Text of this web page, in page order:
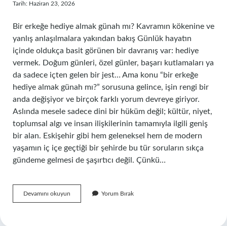
Tarih: Haziran 23, 2026
Bir erkeğe hediye almak günah mı? Kavramın kökenine ve
yanlış anlaşılmalara yakından bakış Günlük hayatın
içinde oldukça basit görünen bir davranış var: hediye
vermek. Doğum günleri, özel günler, başarı kutlamaları ya
da sadece içten gelen bir jest… Ama konu “bir erkeğe
hediye almak günah mı?” sorusuna gelince, işin rengi bir
anda değişiyor ve birçok farklı yorum devreye giriyor.
Aslında mesele sadece dini bir hüküm değil; kültür, niyet,
toplumsal algı ve insan ilişkilerinin tamamıyla ilgili geniş
bir alan. Eskişehir gibi hem geleneksel hem de modern
yaşamın iç içe geçtiği bir şehirde bu tür soruların sıkça
gündeme gelmesi de şaşırtıcı değil. Çünkü…
Devamını okuyun
erkeğe
Yorum Bırak